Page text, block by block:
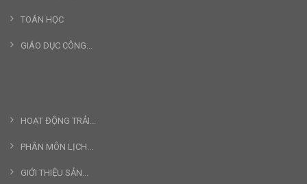
TOÁN HỌC
GIÁO DỤC CÔNG...
HOẠT ĐỘNG TRẢI...
PHÂN MÔN LỊCH...
GIỚI THIỆU SẢN...